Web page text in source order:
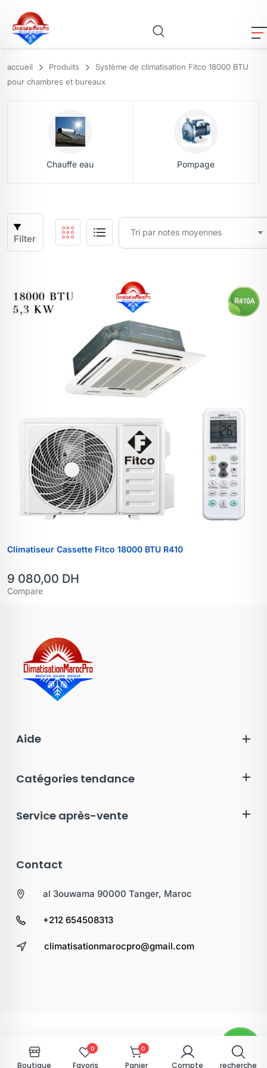
accueil Produits
Système de climatisation Fitco 18000 BTU
pour chambres et bureaux
Chauffe eau Pompage
Filter
Climatiseur Cassette Fitco 18000 BTU R410
9 080,00 DH
Compare
Aide
Catégories tendance
Service après-vente
Contact
al 3ouwama 90000 Tanger, Maroc
+212 654508313
climatisationmarocpro@gmail.com
Boutique
0
Favoris
0
Panier Compte recherche